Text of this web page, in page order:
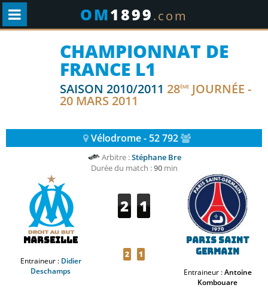
OM1899.com
CHAMPIONNAT DE
FRANCE L1
SAISON 2010/2011 28ÈME JOURNÉE -
20 MARS 2011
Vélodrome - 52 792
Arbitre :Stéphane Bre
Durée du match :90min
Marseille
Entraineur : Didier
Deschamps
2 1
2 1
Paris Saint
Germain
Entraineur :Antoine
Kombouare